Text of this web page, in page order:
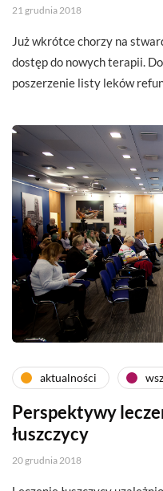
21 grudnia 2018
Już wkrótce chorzy na
dostęp do nowych terapii.
poszerzenie listy leków
aktualności
Perspektywy
łuszczycy
20 grudnia 2018